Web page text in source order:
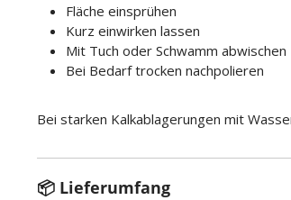
Fläche einsprühen
Kurz einwirken lassen
Mit Tuch oder Schwamm abwischen
Bei Bedarf trocken nachpolieren
Bei starken Kalkablagerungen mit
📦 Lieferumfang